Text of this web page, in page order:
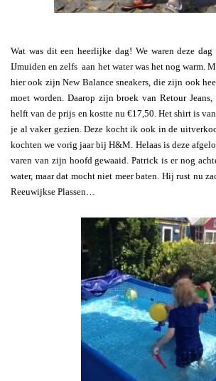
Wat was dit een heerlijke dag! We waren deze
IJmuiden en zelfs aan het water was het nog warm.
hier ook zijn New Balance sneakers, die zijn ook
moet worden. Daarop zijn broek van Retour
helft van de prijs en kostte nu €17,50. Het shirt is
je al vaker gezien. Deze kocht ik ook in de
kochten we vorig jaar bij H&M. Helaas is deze
varen van zijn hoofd gewaaid. Patrick is er nog
water, maar dat mocht niet meer baten. Hij rust nu
Reeuwijkse Plassen…